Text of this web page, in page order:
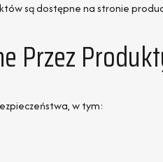
są dostępne na stronie
Przez
w tym: